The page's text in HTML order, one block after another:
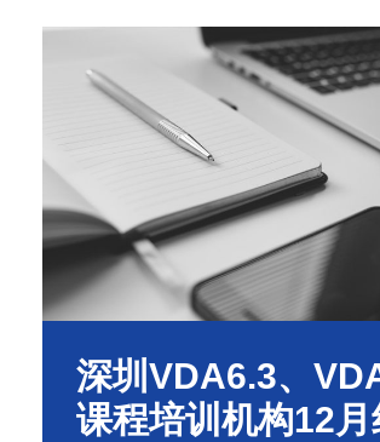
深圳VDA6.3、
课程培训机构12月